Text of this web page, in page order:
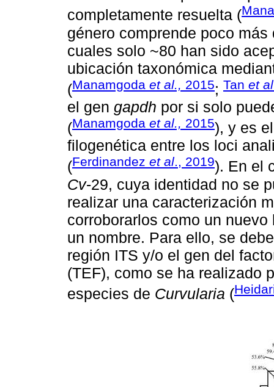
completamente resuelta (
género comprende poco
cuales solo ~80 han sido
ubicación taxonómica
(Manamgoda et al., 2015; Tan et al
el gen gapdh por si solo
(Manamgoda et al., 2015), y es
filogenética entre los loci
(Ferdinandez et al., 2019). En el
Cv-29, cuya identidad no se
realizar una caracterización
corroborarlos como un
un nombre. Para ello, se
región ITS y/o el gen del
(TEF), como se ha realizado
especies de Curvularia (